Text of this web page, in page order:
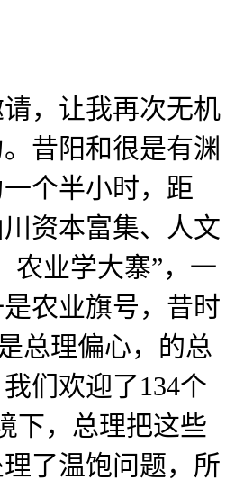
，让我再次无机
昔阳和很是有渊
个半小时，距
资本富集、人文
业学大寨”，一
农业旗号，昔时
总理偏心，的总
们欢迎了134个
下，总理把这些
了温饱问题，所